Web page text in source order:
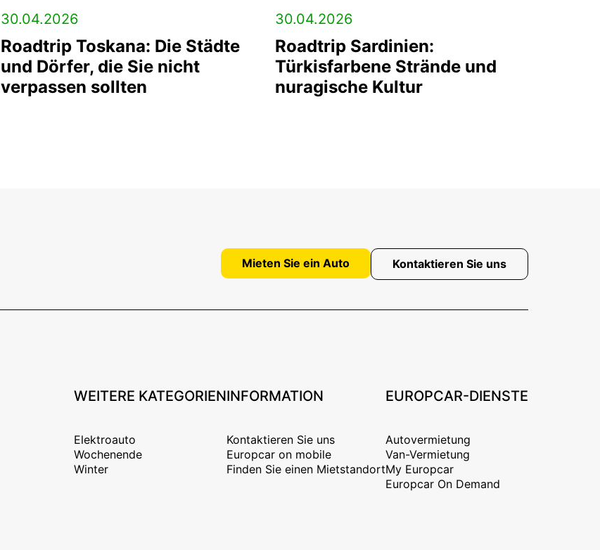
30.04.2026
Roadtrip Toskana: Die Städte
und Dörfer, die Sie nicht
verpassen sollten
30.04.2026
Roadtrip Sardinien:
Türkisfarbene Strände und
nuragische Kultur
Mieten Sie ein Auto Kontaktieren Sie uns
WEITERE KATEGORIEN
Elektroauto
Wochenende
Winter
INFORMATION
Kontaktieren Sie uns
Europcar on mobile
Finden Sie einen Mietstandort
EUROPCAR-DIENSTE
Autovermietung
Van-Vermietung
My Europcar
Europcar On Demand